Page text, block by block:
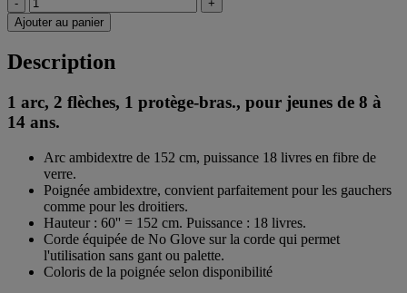
-
+
Ajouter au panier
Description
1 arc, 2 flèches, 1 protège-bras., pour jeunes de 8 à
14 ans.
Arc ambidextre de 152 cm, puissance 18 livres en fibre de
verre.
Poignée ambidextre, convient parfaitement pour les gauchers
comme pour les droitiers.
Hauteur : 60'' = 152 cm. Puissance : 18 livres.
Corde équipée de No Glove sur la corde qui permet
l'utilisation sans gant ou palette.
Coloris de la poignée selon disponibilité